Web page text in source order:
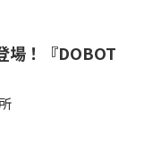
場！『DOBOT